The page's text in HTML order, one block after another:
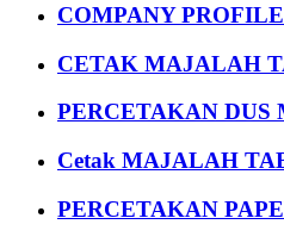
COMPANY
CETAK MAJALAH
PERCETAKAN DUS
Cetak MAJALAH
PERCETAKAN